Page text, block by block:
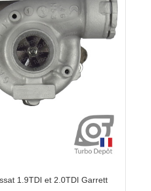
1.9TDI et 2.0TDI Garrett